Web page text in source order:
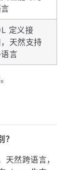
治理
HTTP/2
Protobuf，
性能与跨
。